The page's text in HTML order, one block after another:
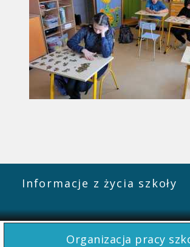
Informacje z życia szkoły
Organizacja pracy